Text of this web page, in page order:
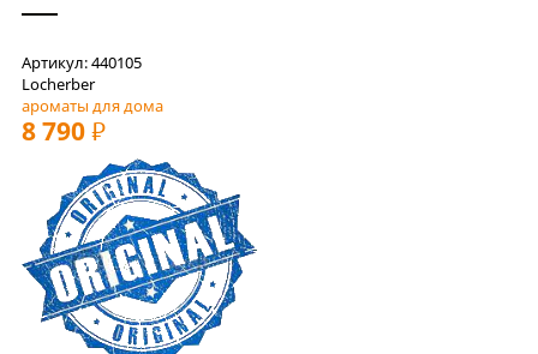
Артикул: 440105
Locherber
ароматы для дома
8 790 РУБ